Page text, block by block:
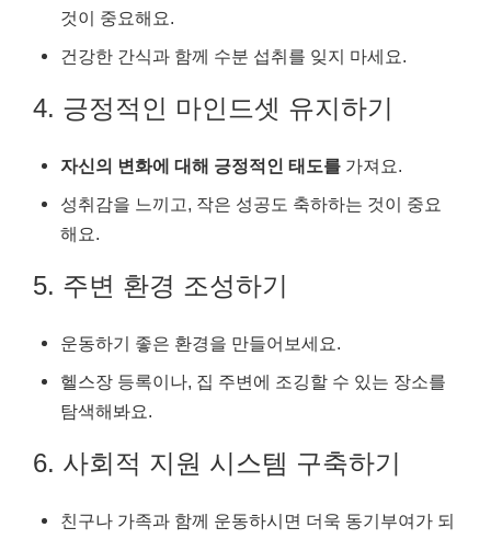
것이 중요해요.
건강한 간식과 함께 수분 섭취를 잊지 마세요.
4. 긍정적인 마인드셋 유지하기
자신의 변화에 대해 긍정적인 태도를 가져요.
성취감을 느끼고, 작은 성공도 축하하는 것이 중요
해요.
5. 주변 환경 조성하기
운동하기 좋은 환경을 만들어보세요.
헬스장 등록이나, 집 주변에 조깅할 수 있는 장소를
탐색해봐요.
6. 사회적 지원 시스템 구축하기
친구나 가족과 함께 운동하시면 더욱 동기부여가 되